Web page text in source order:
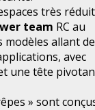
très
team RC au
allant
avec
une tête
» sont